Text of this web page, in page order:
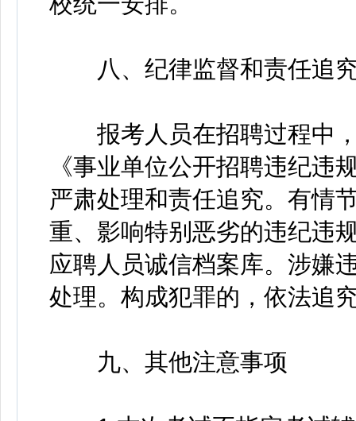
八、纪律监督和责任追
报考人员在招聘过程中，
《事业单位公开招聘违纪违
严肃处理和责任追究。有情
重、影响特别恶劣的违纪违
应聘人员诚信档案库。涉嫌
处理。构成犯罪的，依法追
九、其他注意事项